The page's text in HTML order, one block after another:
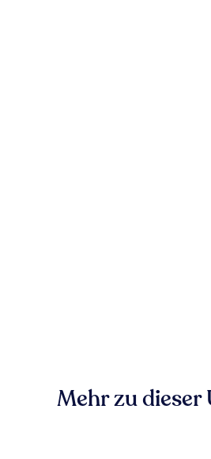
Mehr zu